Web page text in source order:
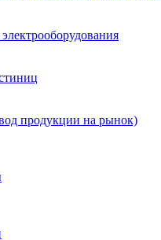
продукции на рынок)